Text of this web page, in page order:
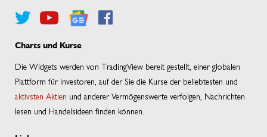
Charts und Kurse
Die Widgets werden von TradingView bereit gestellt, einer globalen
Plattform für Investoren, auf der Sie die Kurse der beliebtesten und
aktivsten Aktien und anderer Vermögenswerte verfolgen, Nachrichten
lesen und Handelsideen finden können.